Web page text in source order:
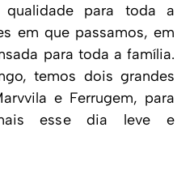
para toda a
em que passamos, em
para toda a família.
temos dois grandes
e Ferrugem, para
esse dia leve e